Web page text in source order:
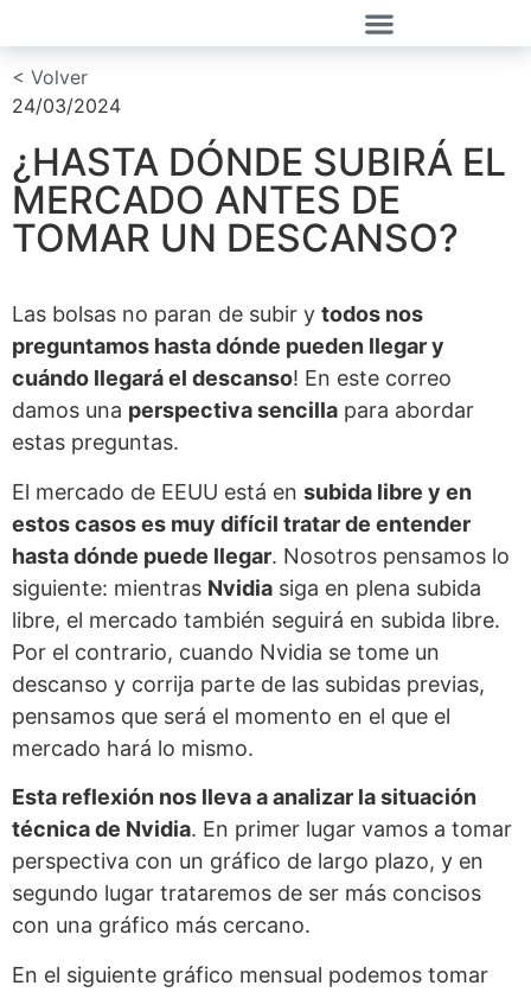
< Volver
24/03/2024
¿HASTA DÓNDE SUBIRÁ EL
MERCADO ANTES DE
TOMAR UN DESCANSO?
Las bolsas no paran de subir y todos nos
preguntamos hasta dónde pueden llegar y
cuándo llegará el descanso! En este correo
damos una perspectiva sencilla para abordar
estas preguntas.
El mercado de EEUU está en subida libre y en
estos casos es muy difícil tratar de entender
hasta dónde puede llegar. Nosotros pensamos lo
siguiente: mientras Nvidia siga en plena subida
libre, el mercado también seguirá en subida libre.
Por el contrario, cuando Nvidia se tome un
descanso y corrija parte de las subidas previas,
pensamos que será el momento en el que el
mercado hará lo mismo.
Esta reflexión nos lleva a analizar la situación
técnica de Nvidia. En primer lugar vamos a tomar
perspectiva con un gráfico de largo plazo, y en
segundo lugar trataremos de ser más concisos
con una gráfico más cercano.
En el siguiente gráfico mensual podemos tomar